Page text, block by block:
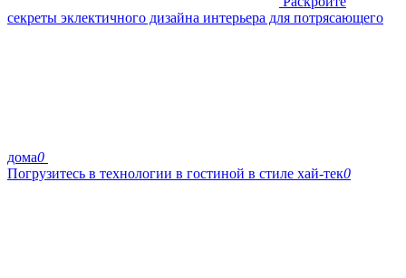
секреты эклектичного дизайна интерьера для потрясающего
дома0
Погрузитесь в технологии в гостиной в стиле хай-тек0